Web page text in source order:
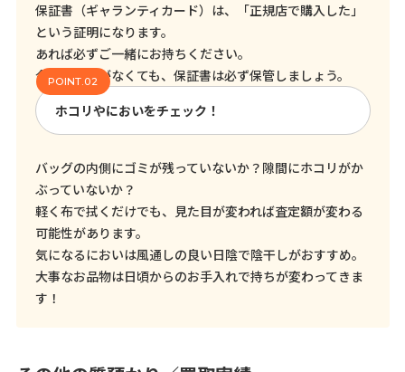
保証書（ギャランティカード）は、「正規店で購入した」
という証明になります。
あれば必ずご一緒にお持ちください。
今売る予定がなくても、保証書は必ず保管しましょう。
ホコリやにおいをチェック！
バッグの内側にゴミが残っていないか？隙間にホコリがか
ぶっていないか？
軽く布で拭くだけでも、見た目が変われば査定額が変わる
可能性があります。
気になるにおいは風通しの良い日陰で陰干しがおすすめ。
大事なお品物は日頃からのお手入れで持ちが変わってきま
す！